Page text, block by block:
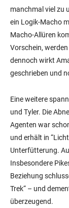
manchmal viel zu
ein Logik-Macho
Macho-Allüren
Vorschein,
dennoch wirkt
geschrieben und
Eine weitere
und Tyler. Die
Agenten war
und erhält in
Unterfütterung.
Insbesondere
Beziehung
Trek“ – und
überzeugend.